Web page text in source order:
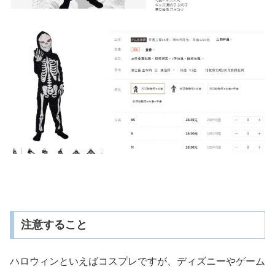
注意すること
ハロウィンといえばコスプレですが、ディズニーやゲーム